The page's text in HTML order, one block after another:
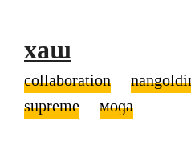
хаш
collaboration
supreme
мода